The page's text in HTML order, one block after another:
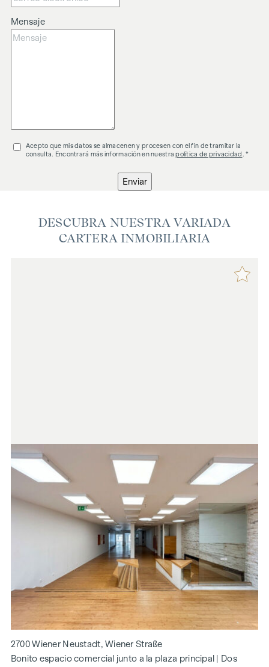
Mensaje
Acepto que mis datos se almacenen y procesen con el fin de tramitar la
consulta. Encontrará más información en nuestrapolítica de privacidad . *
Enviar
DESCUBRA NUESTRA VARIADA
CARTERA INMOBILIARIA
2700 Wiener Neustadt, Wiener Straße
Bonito espacio comercial junto a la plaza principal | Dos